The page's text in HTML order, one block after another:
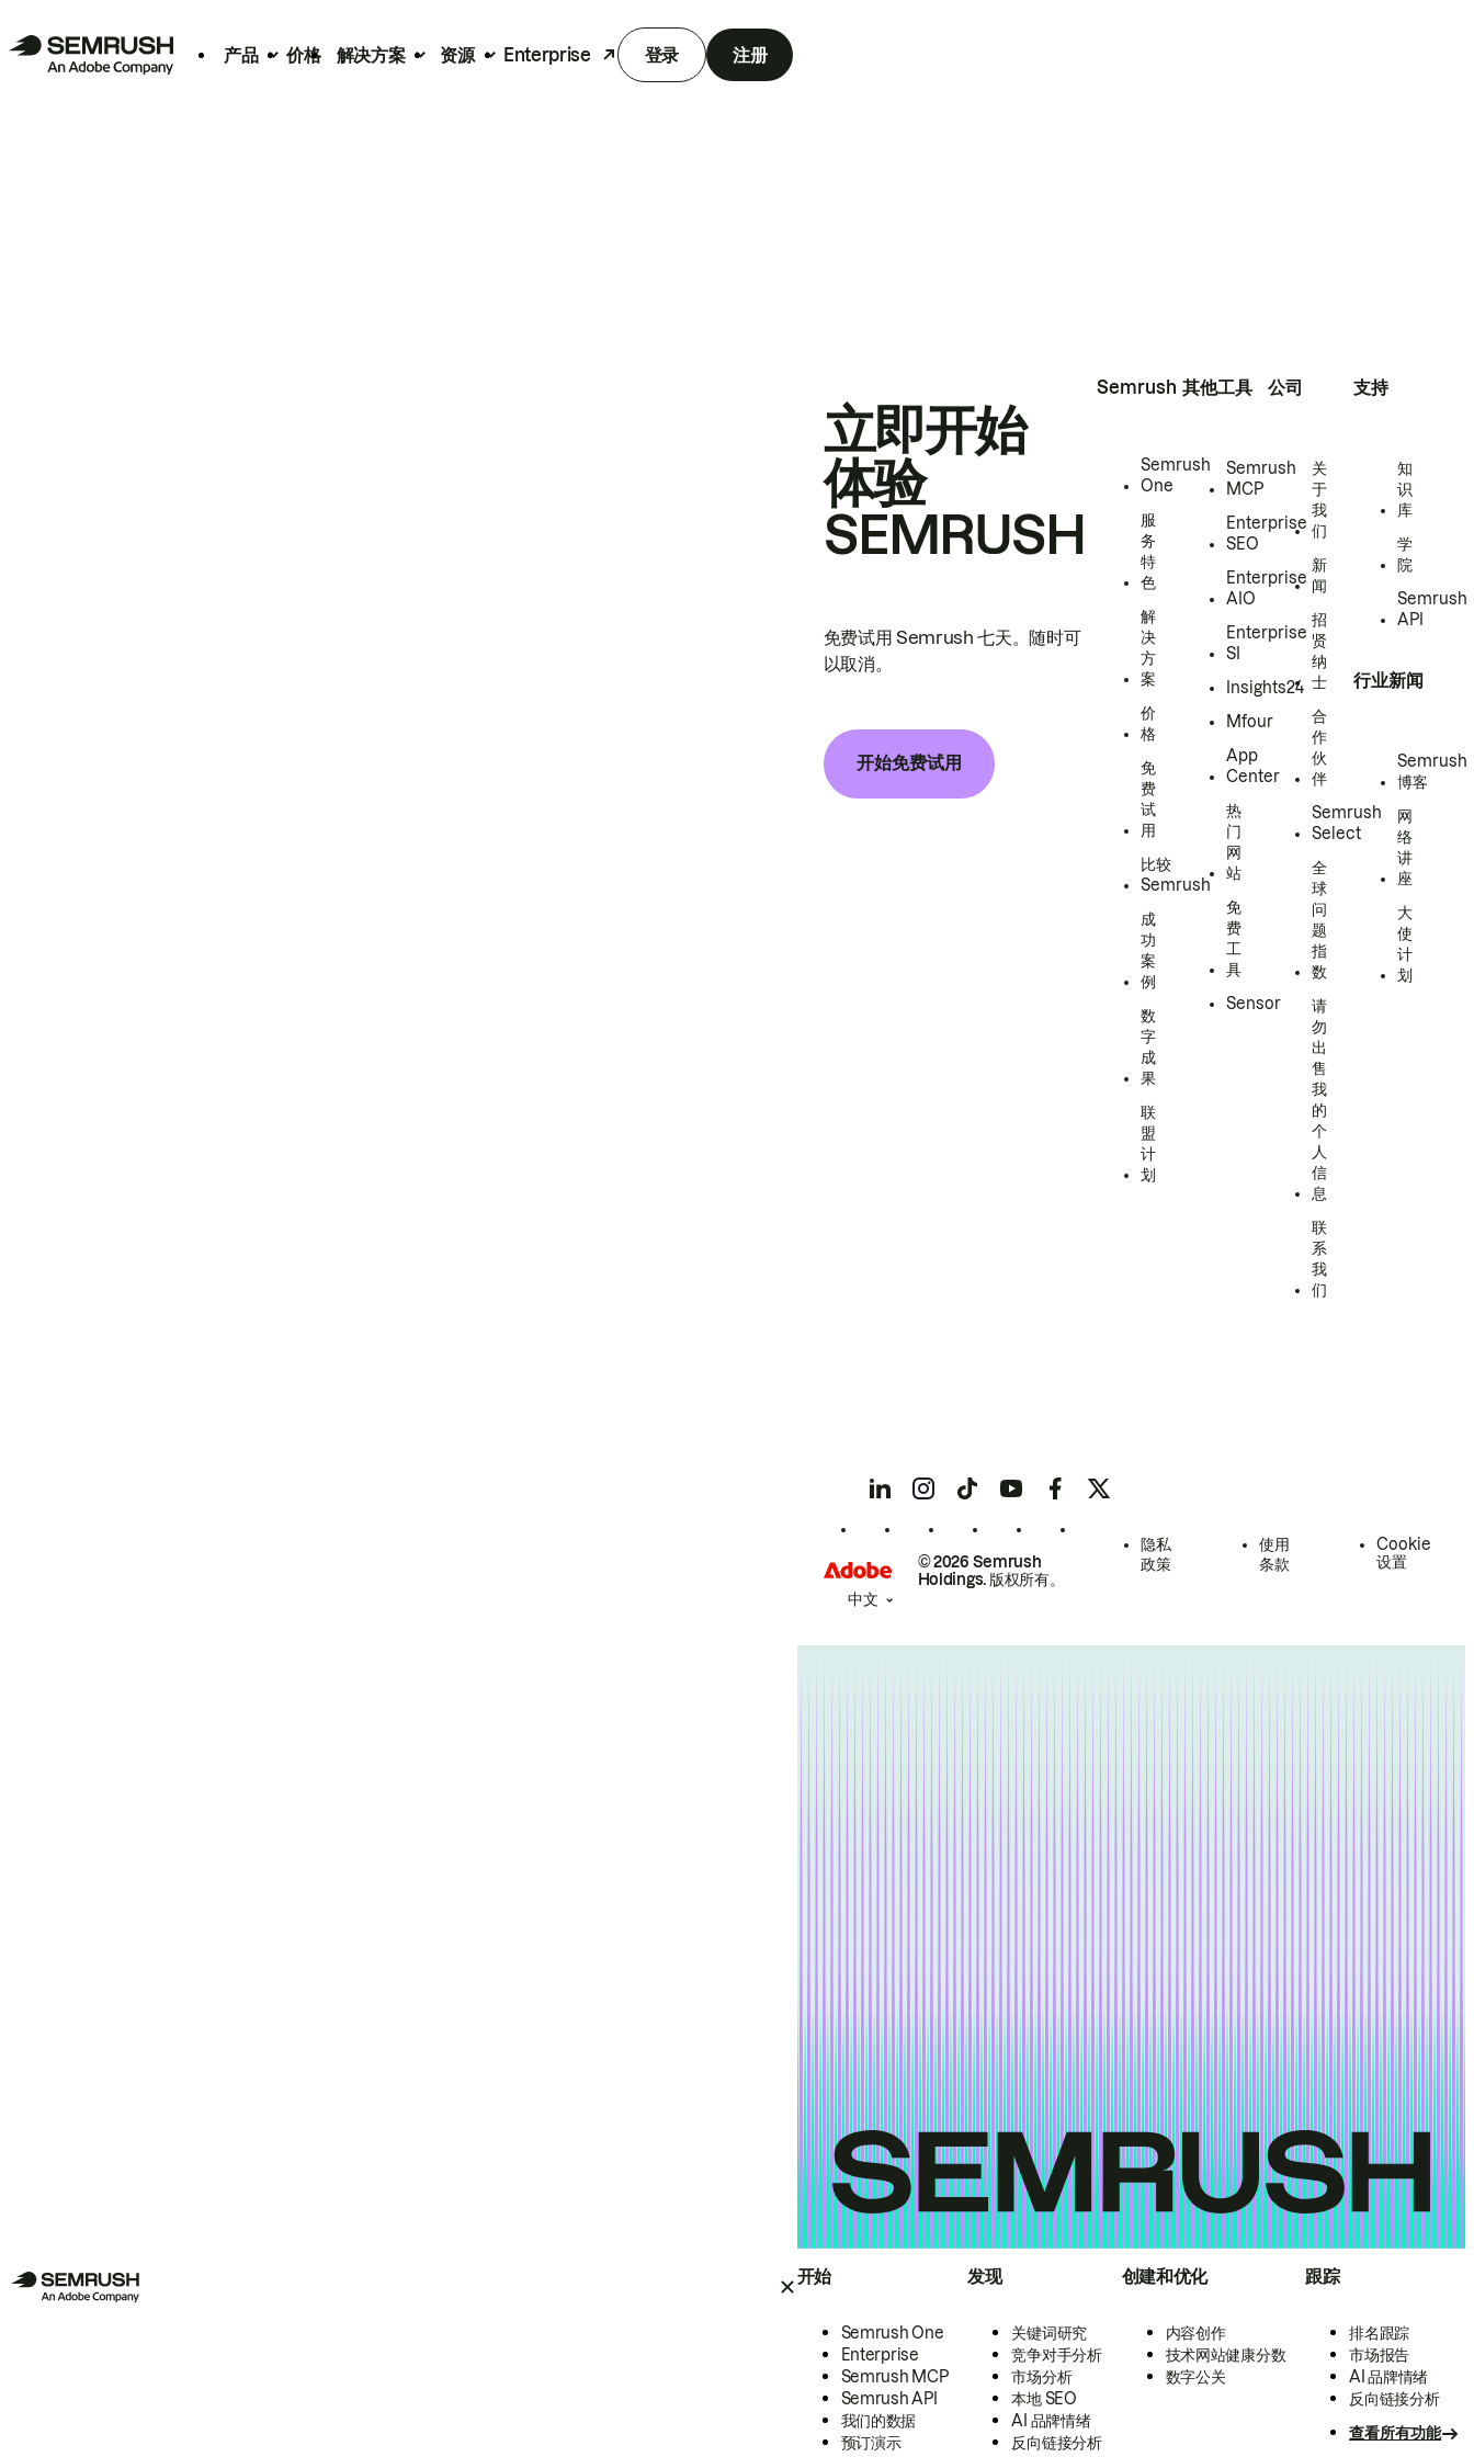
产品 价格 解决方案 资源 Enterprise 登录 注册
开始
Semrush One
Enterprise
Semrush MCP
Semrush API
我们的数据
预订演示
发现
关键词研究
竞争对手分析
市场分析
本地 SEO
AI 品牌情绪
反向链接分析
创建和优化
内容创作
技术网站健康分数
数字公关
跟踪
排名跟踪
市场报告
AI 品牌情绪
反向链接分析
查看所有功能
立即开始
体验
SEMRUSH
免费试用 Semrush 七天。随时可
以取消。
开始免费试用
Semrush
Semrush
One
服
务
特
色
解
决
方
案
价
格
免
费
试
用
比较
Semrush
成
功
案
例
数
字
成
果
联
盟
计
划
其他工具
Semrush
MCP
Enterprise
SEO
Enterprise
AIO
Enterprise
SI
Insights24
Mfour
App
Center
热
门
网
站
免
费
工
具
Sensor
公司
关
于
我
们
新
闻
招
贤
纳
士
合
作
伙
伴
Semrush
Select
全
球
问
题
指
数
请
勿
出
售
我
的
个
人
信
息
联
系
我
们
支持
知
识
库
学
院
Semrush
API
行业新闻
Semrush
博客
网
络
讲
座
大
使
计
划
© 2026 Semrush
Holdings. 版权所有。
隐私
政策
使用
条款
Cookie
设置
中文